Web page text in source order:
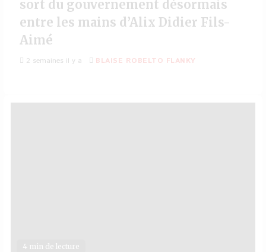
sort du gouvernement désormais
entre les mains d’Alix Didier Fils-
Aimé
2 semaines il y a BLAISE ROBELTO FLANKY
4 min de lecture